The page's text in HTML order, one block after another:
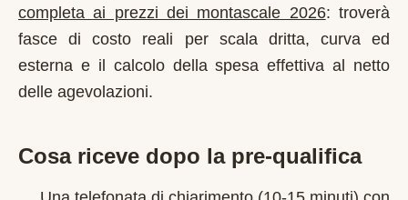
completa ai prezzi dei montascale 2026: troverà
fasce di costo reali per scala dritta, curva ed
esterna e il calcolo della spesa effettiva al netto
delle agevolazioni.
Cosa riceve dopo la pre-qualifica